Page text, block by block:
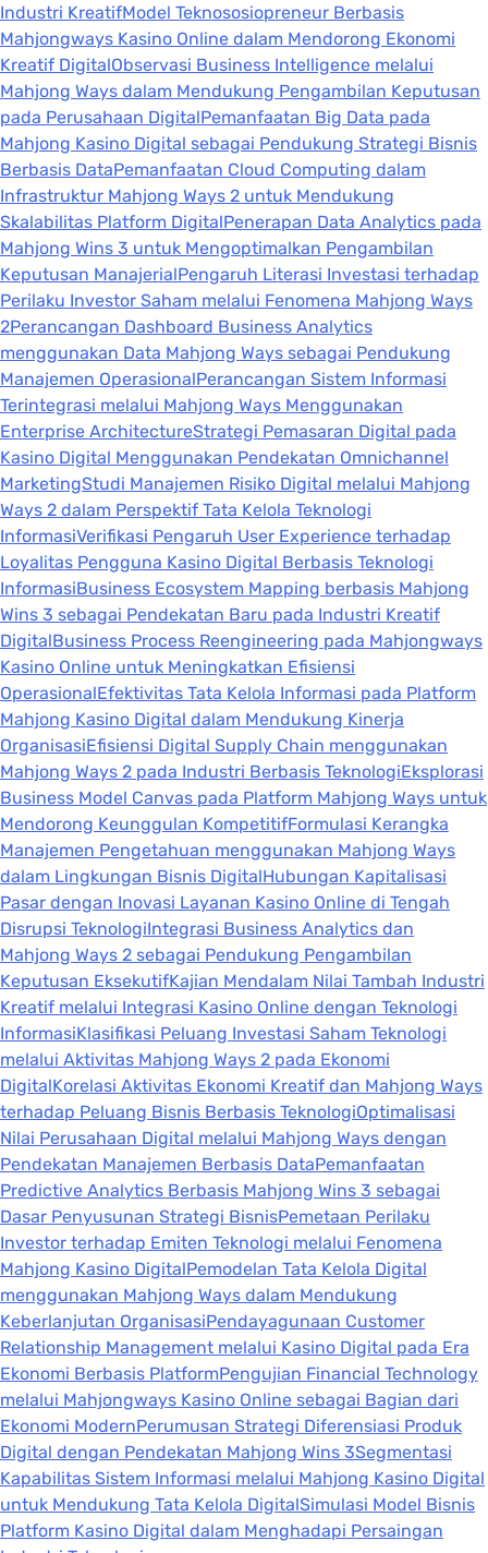
Industri KreatifModel Teknososiopreneur Berbasis
Mahjongways Kasino Online dalam Mendorong Ekonomi
Kreatif DigitalObservasi Business Intelligence melalui
Mahjong Ways dalam Mendukung Pengambilan Keputusan
pada Perusahaan DigitalPemanfaatan Big Data pada
Mahjong Kasino Digital sebagai Pendukung Strategi Bisnis
Berbasis DataPemanfaatan Cloud Computing dalam
Infrastruktur Mahjong Ways 2 untuk Mendukung
Skalabilitas Platform DigitalPenerapan Data Analytics pada
Mahjong Wins 3 untuk Mengoptimalkan Pengambilan
Keputusan ManajerialPengaruh Literasi Investasi terhadap
Perilaku Investor Saham melalui Fenomena Mahjong Ways
2Perancangan Dashboard Business Analytics
menggunakan Data Mahjong Ways sebagai Pendukung
Manajemen OperasionalPerancangan Sistem Informasi
Terintegrasi melalui Mahjong Ways Menggunakan
Enterprise ArchitectureStrategi Pemasaran Digital pada
Kasino Digital Menggunakan Pendekatan Omnichannel
MarketingStudi Manajemen Risiko Digital melalui Mahjong
Ways 2 dalam Perspektif Tata Kelola Teknologi
InformasiVerifikasi Pengaruh User Experience terhadap
Loyalitas Pengguna Kasino Digital Berbasis Teknologi
InformasiBusiness Ecosystem Mapping berbasis Mahjong
Wins 3 sebagai Pendekatan Baru pada Industri Kreatif
DigitalBusiness Process Reengineering pada Mahjongways
Kasino Online untuk Meningkatkan Efisiensi
OperasionalEfektivitas Tata Kelola Informasi pada Platform
Mahjong Kasino Digital dalam Mendukung Kinerja
OrganisasiEfisiensi Digital Supply Chain menggunakan
Mahjong Ways 2 pada Industri Berbasis TeknologiEksplorasi
Business Model Canvas pada Platform Mahjong Ways untuk
Mendorong Keunggulan KompetitifFormulasi Kerangka
Manajemen Pengetahuan menggunakan Mahjong Ways
dalam Lingkungan Bisnis DigitalHubungan Kapitalisasi
Pasar dengan Inovasi Layanan Kasino Online di Tengah
Disrupsi TeknologiIntegrasi Business Analytics dan
Mahjong Ways 2 sebagai Pendukung Pengambilan
Keputusan EksekutifKajian Mendalam Nilai Tambah Industri
Kreatif melalui Integrasi Kasino Online dengan Teknologi
InformasiKlasifikasi Peluang Investasi Saham Teknologi
melalui Aktivitas Mahjong Ways 2 pada Ekonomi
DigitalKorelasi Aktivitas Ekonomi Kreatif dan Mahjong Ways
terhadap Peluang Bisnis Berbasis TeknologiOptimalisasi
Nilai Perusahaan Digital melalui Mahjong Ways dengan
Pendekatan Manajemen Berbasis DataPemanfaatan
Predictive Analytics Berbasis Mahjong Wins 3 sebagai
Dasar Penyusunan Strategi BisnisPemetaan Perilaku
Investor terhadap Emiten Teknologi melalui Fenomena
Mahjong Kasino DigitalPemodelan Tata Kelola Digital
menggunakan Mahjong Ways dalam Mendukung
Keberlanjutan OrganisasiPendayagunaan Customer
Relationship Management melalui Kasino Digital pada Era
Ekonomi Berbasis PlatformPengujian Financial Technology
melalui Mahjongways Kasino Online sebagai Bagian dari
Ekonomi ModernPerumusan Strategi Diferensiasi Produk
Digital dengan Pendekatan Mahjong Wins 3Segmentasi
Kapabilitas Sistem Informasi melalui Mahjong Kasino Digital
untuk Mendukung Tata Kelola DigitalSimulasi Model Bisnis
Platform Kasino Digital dalam Menghadapi Persaingan